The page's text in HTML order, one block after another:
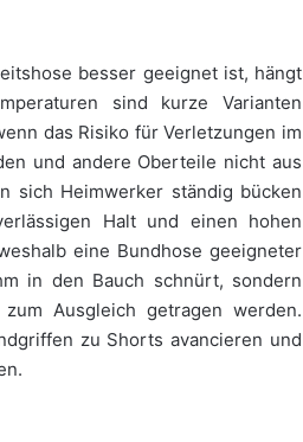
besser geeignet ist, hängt
sind kurze Varianten
das Risiko für Verletzungen im
und andere Oberteile nicht aus
sich Heimwerker ständig bücken
Halt und einen hohen
eine Bundhose geeigneter
in den Bauch schnürt, sondern
Ausgleich getragen werden.
zu Shorts avancieren und